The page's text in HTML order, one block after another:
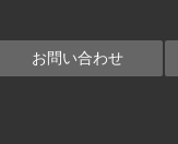
お問い合わせ